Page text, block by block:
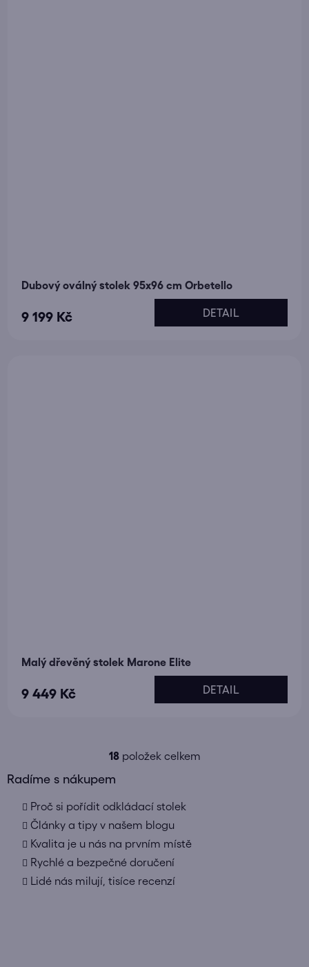
Dubový oválný stolek 95x96 cm Orbetello
9 199 Kč DETAIL
Malý dřevěný stolek Marone Elite
9 449 Kč DETAIL
O
á
d
a
í
p
18položek celkem
Radíme s nákupem
Proč si pořídit odkládací stolek
Články a tipy v našem blogu
Kvalita je u nás na prvním místě
Rychlé a bezpečné doručení
Lidé nás milují, tisíce recenzí